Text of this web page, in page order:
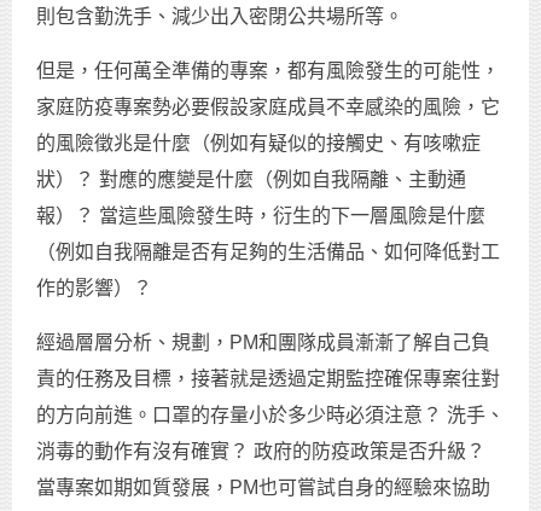
則包含勤洗手、減少出入密閉公共場所等。
但是，任何萬全準備的專案，都有風險發生的可能性，
家庭防疫專案勢必要假設家庭成員不幸感染的風險，它
的風險徵兆是什麼（例如有疑似的接觸史、有咳嗽症
狀）？ 對應的應變是什麼（例如自我隔離、主動通
報）？ 當這些風險發生時，衍生的下一層風險是什麼
（例如自我隔離是否有足夠的生活備品、如何降低對工
作的影響）？
經過層層分析、規劃，PM和團隊成員漸漸了解自己負
責的任務及目標，接著就是透過定期監控確保專案往對
的方向前進。口罩的存量小於多少時必須注意？ 洗手、
消毒的動作有沒有確實？ 政府的防疫政策是否升級？
當專案如期如質發展，PM也可嘗試自身的經驗來協助